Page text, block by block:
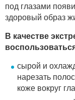
под глазами
здоровый образ
В качестве
сырой и
нарезать
коже вокруг